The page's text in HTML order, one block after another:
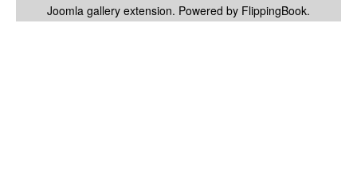
Joomla gallery extension. Powered by FlippingBook.